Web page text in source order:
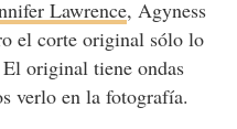
Lawrence, Agyness
el corte original sólo lo
original tiene ondas
verlo en la fotografía.